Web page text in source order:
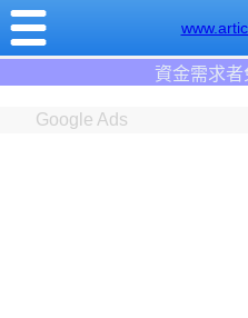
資金需求者免費註冊:9597借
Google Ads